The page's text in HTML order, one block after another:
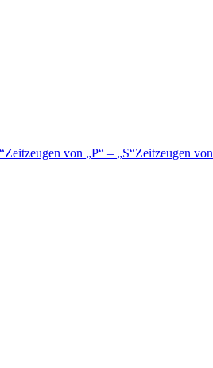
Zeitzeugen von P – S Zeitzeugen von